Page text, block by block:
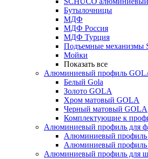
Бутылочницы
МДФ
МДФ Россия
МДФ Турция
Подъемные механизмы
Мойки
Показать все
Алюминиевый профиль
Белый Gola
Золото GOLA
Хром матовый GOLA
Черный матовый GOLA
Комплектующие к
Алюминиевый профиль для
Алюминиевый
Алюминиевый профиль
Алюминиевый профиль для